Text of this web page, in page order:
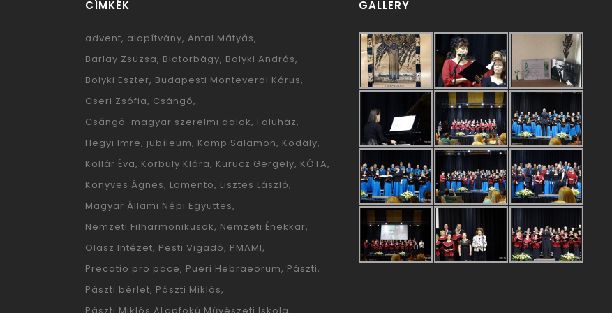
CÍMKÉK
advent alapítvány Antal Mátyás
Barlay Zsuzsa Biatorbágy Bolyki András
Bolyki Eszter Budapesti Monteverdi Kórus
Cseri Zsófia Csángó
Csángó-magyar szerelmi dalok Faluház
Hegyi Imre jubíleum Kamp Salamon Kodály
Kollár Éva Korbuly Klára Kurucz Gergely KÓTA
Könyves Ágnes Lamento Lisztes László
Magyar Állami Népi Együttes
Nemzeti Filharmonikusok Nemzeti Énekkar
Olasz Intézet Pesti Vigadó PMAMI
Precatio pro pace Pueri Hebraeorum Pászti
Pászti bérlet Pászti Miklós
GALLERY